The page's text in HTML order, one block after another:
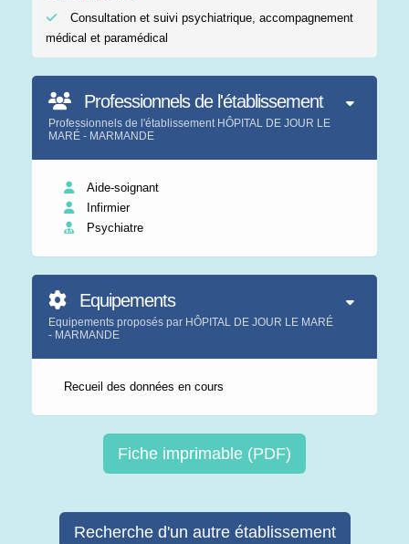
Consultation et suivi psychiatrique, accompagnement
médical et paramédical
Professionnels de l'établissement
Professionnels de l'établissement HÔPITAL DE JOUR LE
MARÉ - MARMANDE
Aide-soignant
Infirmier
Psychiatre
Equipements
Equipements proposés par HÔPITAL DE JOUR LE MARÉ
- MARMANDE
Recueil des données en cours
Fiche imprimable (PDF)
Recherche d'un autre établissement